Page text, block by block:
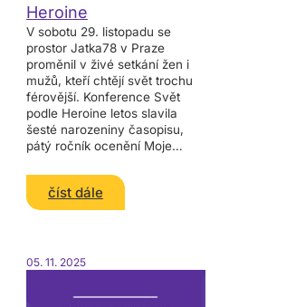
Heroine
V sobotu 29. listopadu se
prostor Jatka78 v Praze
proměnil v živé setkání žen i
mužů, kteří chtějí svět trochu
férovější. Konference Svět
podle Heroine letos slavila
šesté narozeniny časopisu,
pátý ročník ocenění Moje
inspirativních debat,
mezigeneračních setkání
číst dále
05. 11. 2025